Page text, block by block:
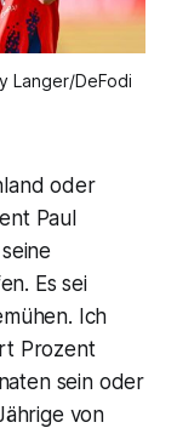
Langer/DeFodi
oder
Paul
Es sei
Ich
Prozent
sein oder
von